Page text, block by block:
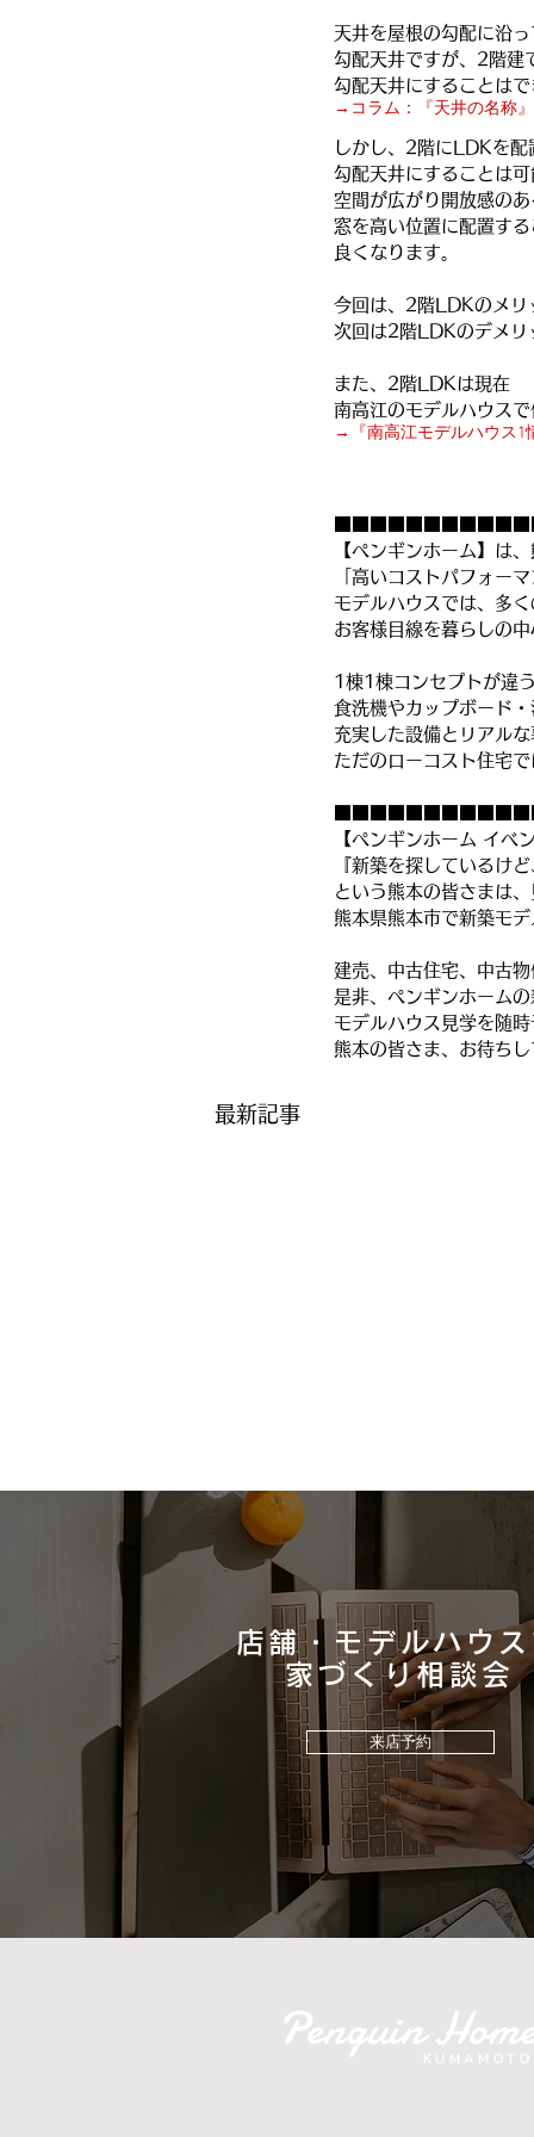
天井を屋根の勾配に沿
勾配天井ですが、2階建
勾配天井にすることは
→コラム：『天井の名称』
しかし、2階にLDKを配
勾配天井にすることは
空間が広がり開放感の
窓を高い位置に配置す
良くなります。
今回は、2階LDKのメリ
次回は2階LDKのデメリ
また、2階LDKは現在
南高江のモデルハウス
→『南高江モデルハウス1
【ペンギンホーム】は
「高いコストパフォー
モデルハウスでは、多
お客様目線を暮らしの
1棟1棟コンセプトが違
食洗機やカップボード
充実した設備とリアル
ただのローコスト住宅
【ペンギンホーム イベ
『新築を探しているけ
という熊本の皆さまは
熊本県熊本市で新築モ
建売、中古住宅、中古
是非、ペンギンホーム
モデルハウス見学を随
熊本の皆さま、お待ち
最新記事
天井の名称
店舗・モデルハウ
​家づくり相談会
来店予約
PenguinKUMAMOTO